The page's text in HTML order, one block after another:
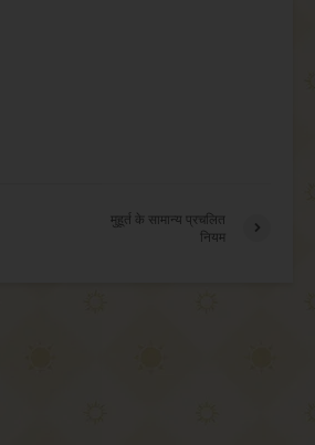
मुहूर्त के सामान्य प्रचलित
नियम